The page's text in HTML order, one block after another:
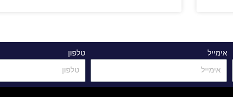
אימייל טלפון